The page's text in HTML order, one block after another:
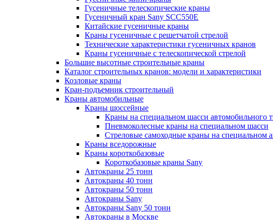
Гусеничные телескопические краны
Гусеничный кран Sany SCC550E
Китайские гусеничные краны
Краны гусеничные с решетчатой стрелой
Технические характеристики гусеничных кранов
Краны гусеничные с телескопической стрелой
Большие высотные строительные краны
Каталог строительных кранов: модели и характеристики
Козловые краны
Кран-подъемник строительный
Краны автомобильные
Краны шоссейные
Краны на специальном шасси автомобильного
Пневмоколесные краны на специальном шасси
Стреловые самоходные краны на специальном
Краны вседорожные
Краны короткобазовые
Короткобазовые краны Sany
Автокраны 25 тонн
Автокраны 40 тонн
Автокраны 50 тонн
Автокраны Sany
Автокраны Sany 50 тонн
Автокраны в Москве